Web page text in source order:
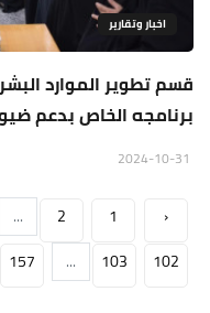
اخبار وتقارير
قسم تطوير الموارد
برنامجه الخاص بدعم
‹
1
2
...
102
103
...
157